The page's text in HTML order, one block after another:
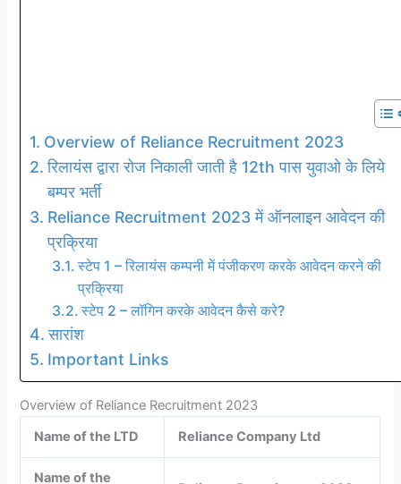
Overview of Reliance Recruitment 2023
रिलायंस द्वारा रोज निकाली जाती है 12th पास युवाओ के लिये
बम्पर भर्ती
Reliance Recruitment 2023 में ऑनलाइन आवेदन की
प्रक्रिया
स्टेप 1 – रिलायंस कम्पनी में पंजीकरण करके आवेदन करने की
प्रक्रिया
स्टेप 2 – लॉगिन करके आवेदन कैसे करे?
सारांश
Important Links
Overview of Reliance Recruitment 2023
Name of the LTD
Reliance Company Ltd
Name of the